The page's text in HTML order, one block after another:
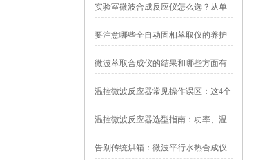
实验室微波合成反应仪怎么选？从单
要注意哪些全自动固相萃取仪的养护
微波萃取合成仪的结果和哪些方面有
温控微波反应器常见操作误区：这4个
温控微波反应器选型指南：功率、温
告别传统烘箱：微波平行水热合成仪